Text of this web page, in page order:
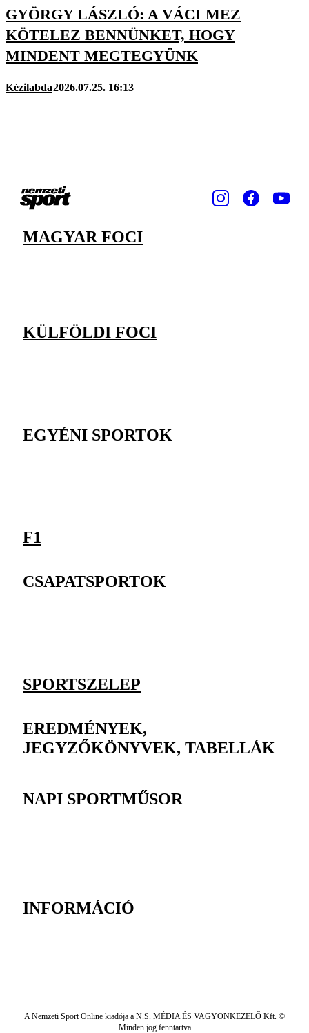
GYÖRGY LÁSZLÓ: A VÁCI MEZ
KÖTELEZ BENNÜNKET, HOGY
MINDENT MEGTEGYÜNK
Kézilabda2026.07.25. 16:13
MAGYAR FOCI
KÜLFÖLDI FOCI
EGYÉNI SPORTOK
F1
CSAPATSPORTOK
SPORTSZELEP
EREDMÉNYEK,
JEGYZŐKÖNYVEK, TABELLÁK
NAPI SPORTMŰSOR
INFORMÁCIÓ
A Nemzeti Sport Online kiadója a N.S. MÉDIA ÉS VAGYONKEZELŐ Kft. ©
Minden jog fenntartva